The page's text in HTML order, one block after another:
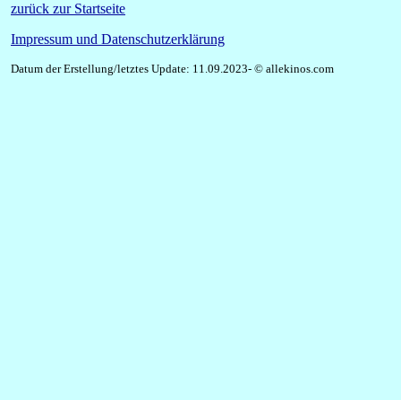
zurück zur Startseite
Impressum und Datenschutzerklärung
Datum der Erstellung/letztes Update: 11.09.2023- © allekinos.com